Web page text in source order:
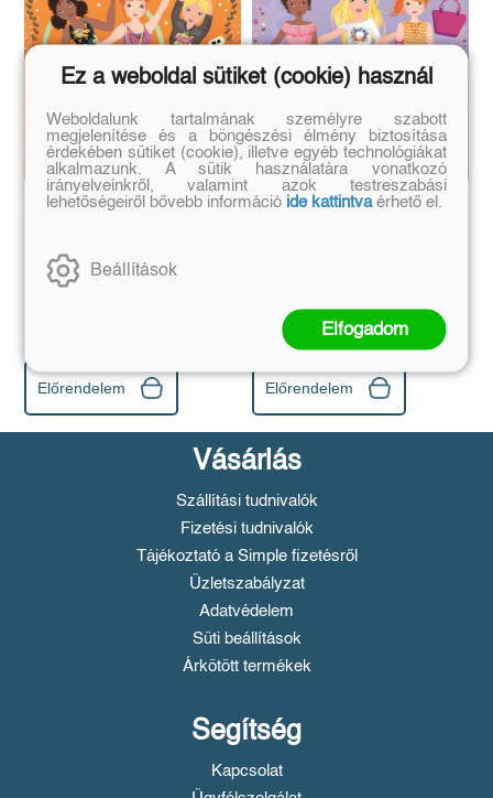
Csillogó öltöztető
Előrendelem
Csillogó öltöztető
Eredeti ár:
4 490 Ft
Bevezető ár:
4 041 Ft
Előrendelem
Vásárlás
Szállítási tudnivalók
Fizetési tudnivalók
Tájékoztató a Simple fizetésről
Üzletszabályzat
Adatvédelem
Süti beállítások
Árkötött termékek
Segítség
Kapcsolat
Ez a weboldal sütiket (cookie) használ
Weboldalunk tartalmának személyre szabott
megjelenítése és a böngészési élmény biztosítása
érdekében sütiket (cookie), illetve egyéb technológiákat
alkalmazunk. A sütik használatára vonatkozó
irányelveinkről, valamint azok testreszabási
lehetőségeiről bővebb információ ide kattintvaérhető el.
Beállítások
Elfogadom